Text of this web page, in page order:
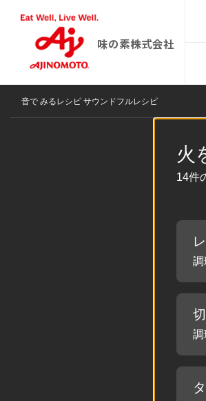
味の素株式会社
音で みるレシピ サウンドフルレシピ
火
14件
調
調